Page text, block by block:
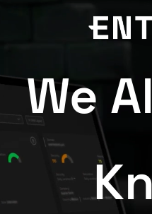
We